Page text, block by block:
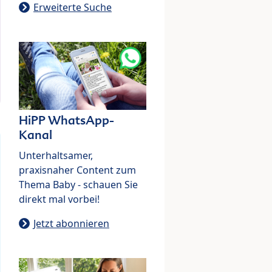
Erweiterte Suche
HiPP WhatsApp-
Kanal
Unterhaltsamer,
praxisnaher Content zum
Thema Baby - schauen Sie
direkt mal vorbei!
Jetzt abonnieren